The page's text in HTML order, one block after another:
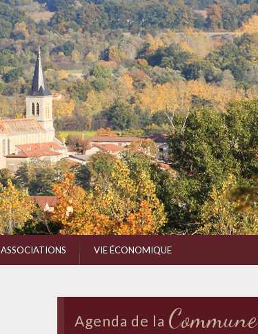
ASSOCIATIONS VIE ÉCONOMIQUE
Agenda de la Commune